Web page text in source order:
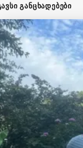
ᲒᲐᲜᲪᲮᲐᲓᲔᲑᲔᲑᲘ